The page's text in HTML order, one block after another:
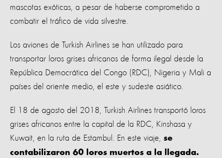
mascotas exóticas, a pesar de haberse comprometido a
combatir el tráfico de vida silvestre.
Los aviones de Turkish Airlines se han utilizado para
transportar loros grises africanos de forma ilegal desde la
República Democrática del Congo (RDC), Nigeria y Mali a
países del oriente medio, el este y sudeste asiático.
El 18 de agosto del 2018, Turkish Airlines transportó loros
grises africanos entre la capital de la RDC, Kinshasa y
Kuwait, en la ruta de Estambul. En este viaje, se
contabilizaron 60 loros muertos a la llegada.